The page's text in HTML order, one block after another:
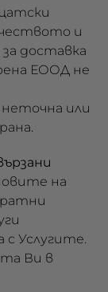
и
доставка
ЕООД не
или
на
с Услугите.
Ви в